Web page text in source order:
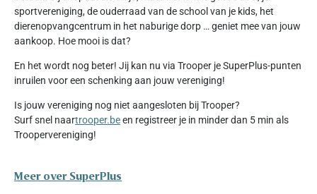
sportvereniging, de ouderraad van de school van je kids, het
dierenopvangcentrum in het naburige dorp … geniet mee van jouw
aankoop. Hoe mooi is dat?
En het wordt nog beter! Jij kan nu via Trooper je SuperPlus-punten
inruilen voor een schenking aan jouw vereniging!
Is jouw vereniging nog niet aangesloten bij Trooper?
Surf snel naartrooper.been registreer je in minder dan 5 min als
Troopervereniging!
Meer over SuperPlus